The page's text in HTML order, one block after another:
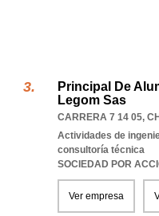
Principal De
Legom Sas
CARRERA 7 14 05,
Actividades de
consultoría técnica
SOCIEDAD POR
Ver empresa